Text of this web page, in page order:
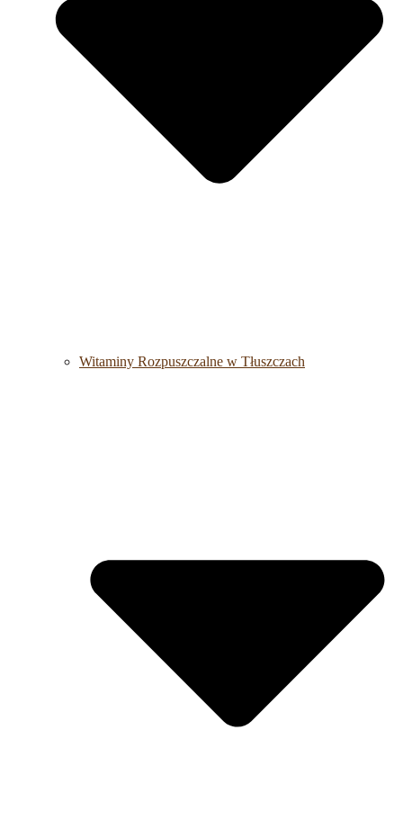
Witaminy Rozpuszczalne w Tłuszczach